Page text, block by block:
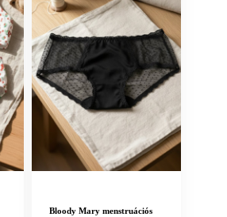
Bloody Mary menstruációs